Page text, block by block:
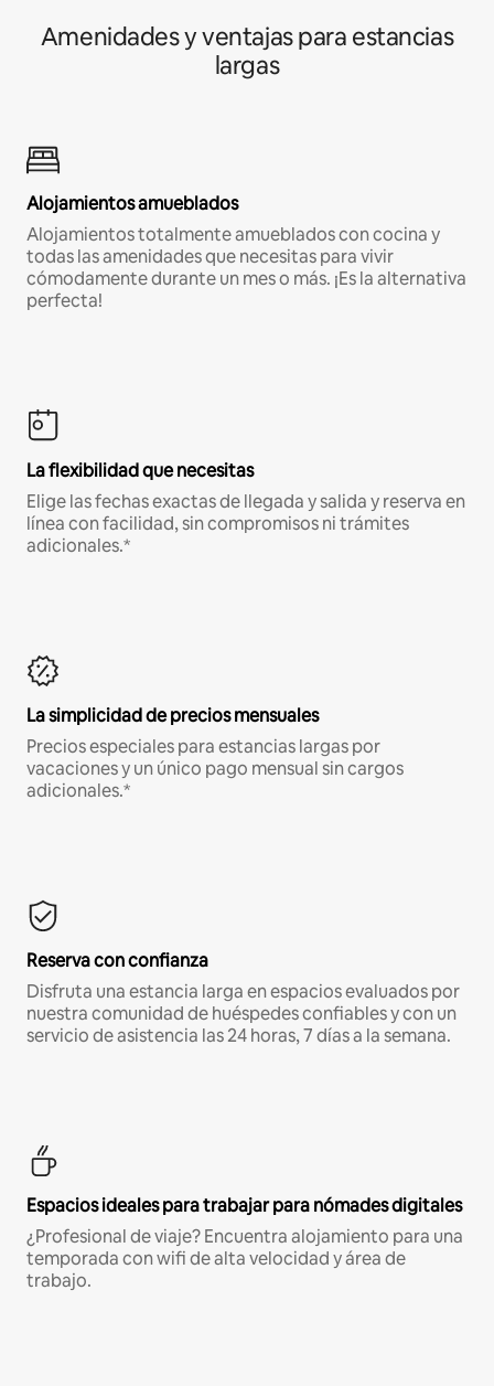
Amenidades y ventajas para estancias
largas
Alojamientos amueblados
Alojamientos totalmente amueblados con cocina y
todas las amenidades que necesitas para vivir
cómodamente durante un mes o más. ¡Es la alternativa
perfecta!
La flexibilidad que necesitas
Elige las fechas exactas de llegada y salida y reserva en
línea con facilidad, sin compromisos ni trámites
adicionales.*
La simplicidad de precios mensuales
Precios especiales para estancias largas por
vacaciones y un único pago mensual sin cargos
adicionales.*
Reserva con confianza
Disfruta una estancia larga en espacios evaluados por
nuestra comunidad de huéspedes confiables y con un
servicio de asistencia las 24 horas, 7 días a la semana.
Espacios ideales para trabajar para nómades digitales
¿Profesional de viaje? Encuentra alojamiento para una
temporada con wifi de alta velocidad y área de
trabajo.